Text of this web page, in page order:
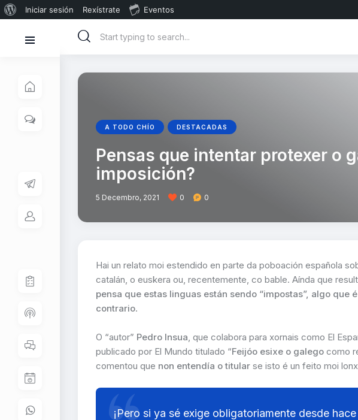
Iniciar sesión Rexístrate Eventos
A TODO CHÍO DESTACADAS
Pensas que intentar protexer o
imposición?
5 Decembro, 2021 0 0
Hai un relato moi estendido en parte da poboación española
catalán, o euskera ou, recentemente, co bable. Aínda que
pensa que estas linguas están sendo “impostas”, algo que
contrario.
O “autor” Pedro Insua, que colabora para xornais como El
publicado por El Mundo titulado “Feijóo esixe o galego como
comentou que non entendía o titular se isto é un feito moi
¡Pero si ya sé exige obligatoriamente desde